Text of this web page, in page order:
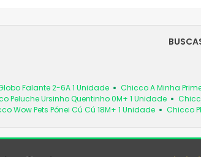
Falante 2-6A 1 Unidade Chicco A Minha
Peluche Ursinho Quentinho 0M+ 1 Unidade
Wow Pets Pónei Cú Cú 18M+ 1 Unidade
Chicco